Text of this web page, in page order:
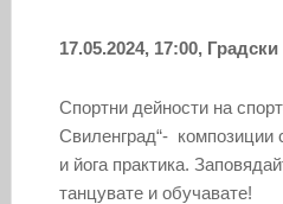
17.05.2024, 17:00,
Спортни дейности на
Свиленград“- композиции
и йога практика.
танцувате и обучавате!